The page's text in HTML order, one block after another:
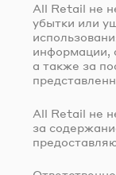
All Retail не
убытки или
информации,
а также за
All Retail не
за